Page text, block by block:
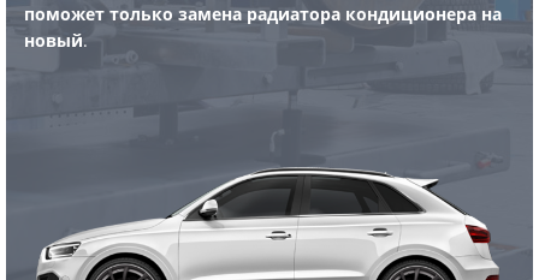
поможет только замена радиатора кондиционера на
новый.